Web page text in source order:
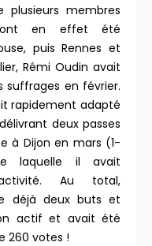
plusieurs membres
ont en effet été
puis Rennes et
Rémi Oudin avait
suffrages en février.
rapidement adapté
deux passes
à Dijon en mars (1-
laquelle il avait
Au total,
déjà deux buts et
actif et avait été
260 votes !